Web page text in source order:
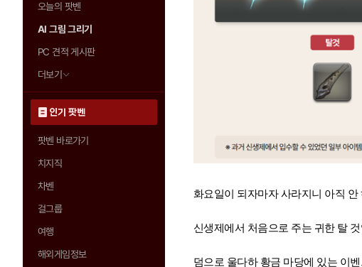
오늘의 팟벤
AI 그림 그리기
PC 견적 게시판
더보기
인기 팟벤
팟벤 바로가기
치지직
차벤
걸그룹
여행
해외게임정보
화요일이 되자마자 사라지니 아직
신생제에서 처음으로 주는 귀한 탈
덤으로 울다하 황금 마당에 있는 이